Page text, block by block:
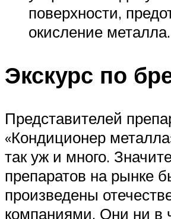
поверхности,
окисление металла.
Экскурс по
Представителей
«Кондиционер
так уж и много.
препаратов на рынке
произведены
компаниями. Они ни в